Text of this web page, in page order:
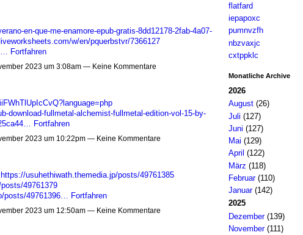
en-que-me-enamore-epub-gratis-8dd12178-2fab-4a07-
w/en/pquerbstvr/7366127
Fortfahren
2023 um 3:08am — Keine Kommentare
download-fullmetal-alchemist-fullmetal-edition-vol-15-by-
Fortfahren
2023 um 10:22pm — Keine Kommentare
https://usuhethiwath.themedia.jp/posts/49761385
49761379
posts/49761396…
Fortfahren
2023 um 12:50am — Keine Kommentare
flatfard
iepapoxc
pumnvzfh
nbzvaxjc
cxtppklc
Monatliche Archive
2026
August(26)
Juli (127)
Juni (127)
Mai (129)
April (122)
März (118)
Februar(110)
Januar(142)
2025
Dezember(139)
November(111)